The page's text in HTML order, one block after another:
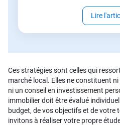
Lire
Ces stratégies sont celles qui
marché local. Elles ne constituent
ni un conseil en investissement
immobilier doit être évalué
budget, de vos objectifs et de votre
invitons à réaliser votre propre